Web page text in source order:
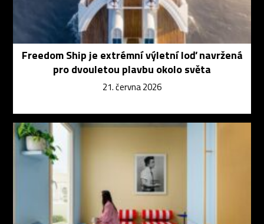
Freedom Ship je extrémní výletní loď navržená
pro dvouletou plavbu okolo světa
21. června 2026